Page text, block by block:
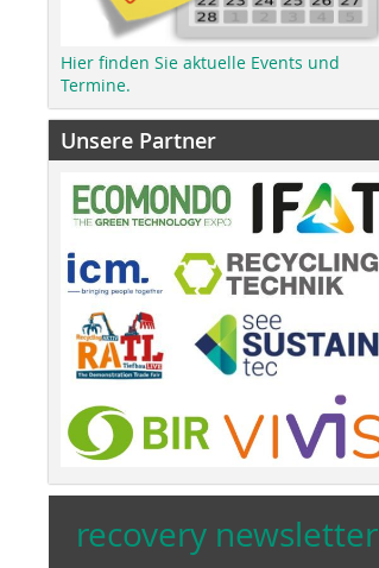
Hier finden Sie aktuelle Events und
Termine.
Unsere Partner
recovery newsletter